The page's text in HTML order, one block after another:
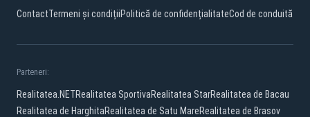
ContactTermeni și condițiiPolitică de confidențialitateCod de conduită
Parteneri:
Realitatea.NETRealitatea SportivaRealitatea StarRealitatea de Bacau
Realitatea de HarghitaRealitatea de Satu MareRealitatea de Brasov